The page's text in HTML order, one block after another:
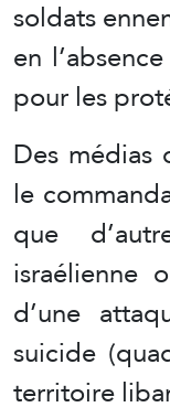
soldats
en
pour les
Des
le
que
israélienne
d’une
suicide
territoire